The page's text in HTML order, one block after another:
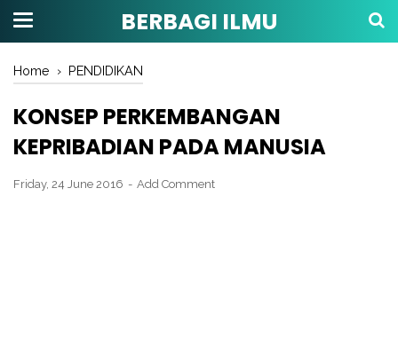
BERBAGI ILMU
Home › PENDIDIKAN
KONSEP PERKEMBANGAN
KEPRIBADIAN PADA MANUSIA
Friday, 24 June 2016 Add Comment